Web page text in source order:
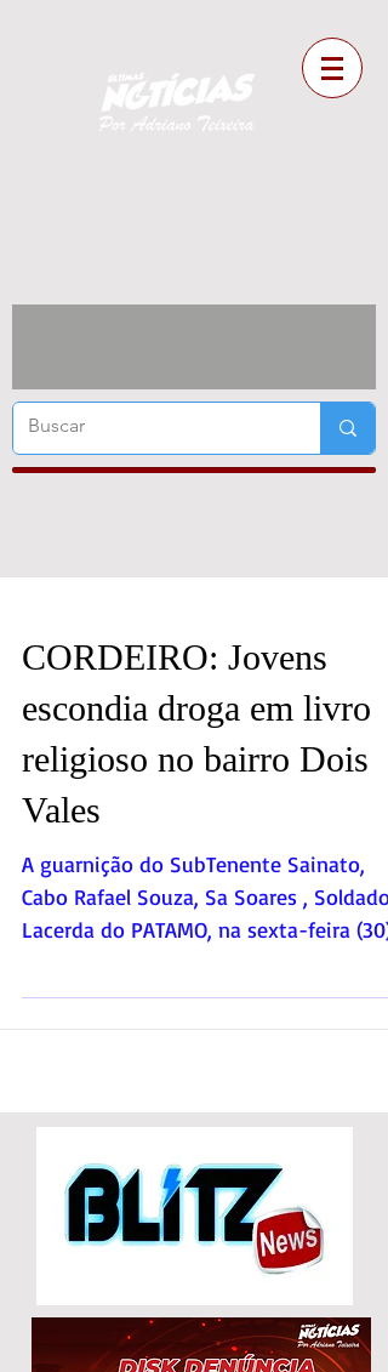
CORDEIRO: Jovens
escondia droga em livro
religioso no bairro Dois
Vales
A guarnição do SubTenente Sainato,
Cabo Rafael Souza, Sa Soares , Soldado
Lacerda do PATAMO, na sexta-feira (30),